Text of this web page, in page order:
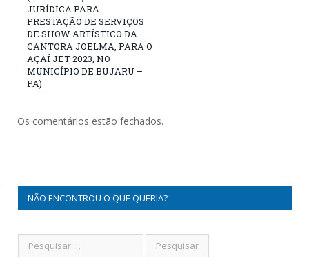
JURÍDICA PARA
PRESTAÇÃO DE SERVIÇOS
DE SHOW ARTÍSTICO DA
CANTORA JOELMA, PARA O
AÇAÍ JET 2023, NO
MUNICÍPIO DE BUJARU –
PA)
Os comentários estão fechados.
NÃO ENCONTROU O QUE QUERIA?